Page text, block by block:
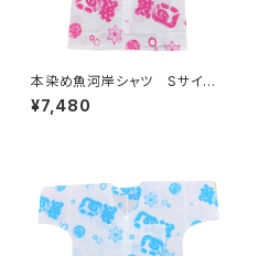
本染め魚河岸シャツ Sサイ
ズ 認定証付き 木綿晒 涼麻
柄 白×ピンク 日本製 注染
¥7,480